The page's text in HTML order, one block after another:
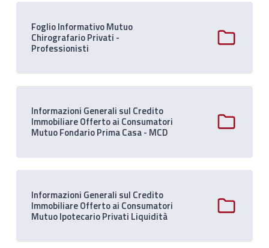
Foglio Informativo Mutuo
Chirografario Privati -
Professionisti
Informazioni Generali sul Credito
Immobiliare Offerto ai Consumatori
Mutuo Fondario Prima Casa - MCD
Informazioni Generali sul Credito
Immobiliare Offerto ai Consumatori
Mutuo Ipotecario Privati Liquidità